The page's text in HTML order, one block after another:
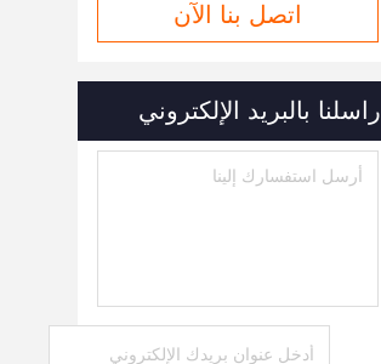
اتصل بنا الآن
راسلنا بالبريد الإلكتروني